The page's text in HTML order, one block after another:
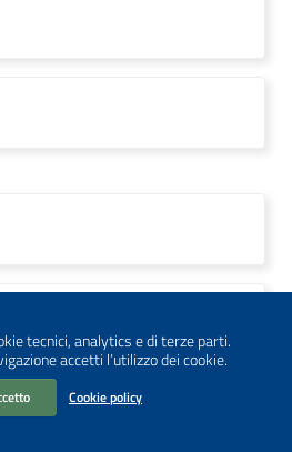
tecnici, analytics e di terze parti.
accetti l’utilizzo dei cookie.
Cookie policy